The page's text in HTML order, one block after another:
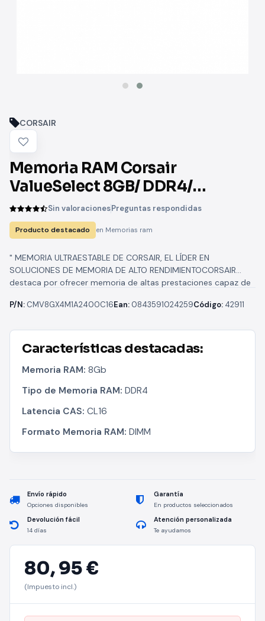
CORSAIR
Memoria RAM Corsair
ValueSelect 8GB/ DDR4/
2400MHz/ 1.2V/ CL16/ DIMM
Sin valoracionesPreguntas respondidas
Producto destacado en Memorias ram
" MEMORIA ULTRAESTABLE DE CORSAIR, EL LÍDER EN
SOLUCIONES DE MEMORIA DE ALTO RENDIMIENTOCORSAIR
destaca por ofrecer memoria de altas prestaciones capaz de
P/N: CMV8GX4M1A2400C16Ean: 0843591024259Código: 42911
Características destacadas:
Memoria RAM: 8Gb
Tipo de Memoria RAM: DDR4
Latencia CAS: CL16
Formato Memoria RAM: DIMM
Envío rápido
Opciones disponibles
Garantía
En productos seleccionados
Devolución fácil
14 días
Atención personalizada
Te ayudamos
80,95 €
(Impuesto incl.)